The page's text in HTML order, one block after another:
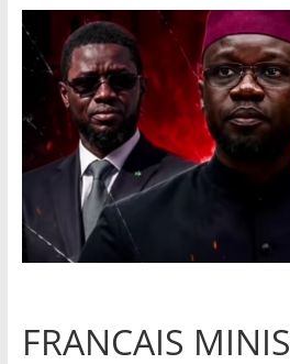
FRANCAIS